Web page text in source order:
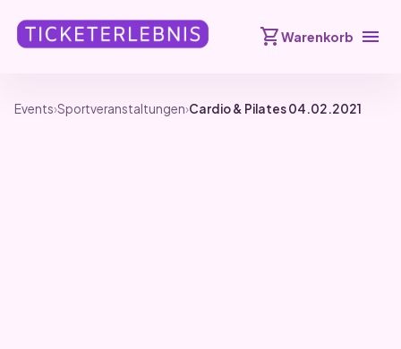
shopping_cartWarenkorb menu
Events›Sportveranstaltungen›Cardio & Pilates 04.02.2021